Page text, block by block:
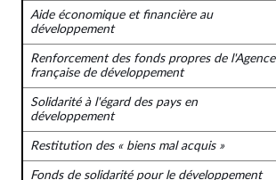
Aide économique et financière au
développement
Renforcement des fonds propres de l'Agence
française de développement
Solidarité à l'égard des pays en
développement
Restitution des « biens mal acquis »
Fonds de solidarité pour le développement